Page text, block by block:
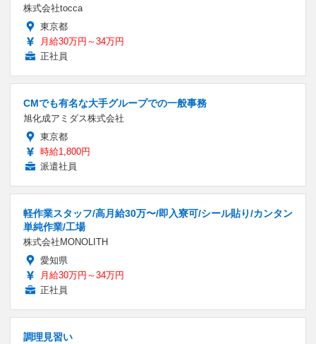
株式会社tocca
東京都
月給30万円～34万円
正社員
CMでも有名な大手グループでの一般事務
旭化成アミダス株式会社
東京都
時給1,800円
派遣社員
軽作業スタッフ/高月給30万〜/即入寮可/シール貼り/カンタン
単純作業/工場
株式会社MONOLITH
愛知県
月給30万円～34万円
正社員
調理見習い